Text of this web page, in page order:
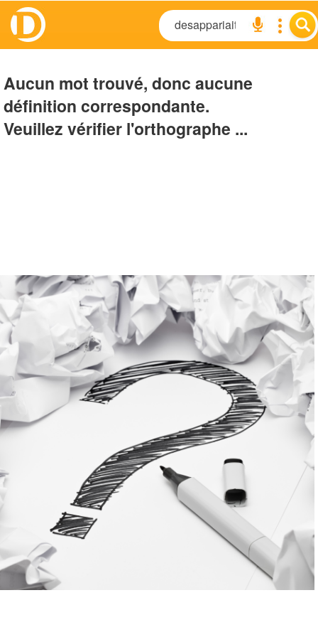
Aucun mot trouvé, donc aucune
définition correspondante.
Veuillez vérifier l'orthographe ...